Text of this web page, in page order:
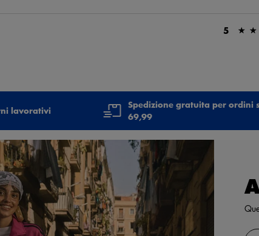
5
lavorativi
Spedizione gratuita per ordini
69,99